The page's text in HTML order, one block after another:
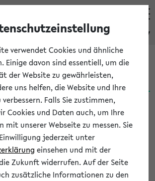
eKVV
2026:
gestartet (06.08.26)
von nachhaltigkeitsbuero@uni-
Verteiler 'Alle Studierenden':
verwendet Cookies und ähnliche
Einige davon sind essentiell, um die
der Website zu gewährleisten,
uns helfen, die Website und Ihre
Falls Sie zustimmen,
Cookies und Daten auch, um Ihre
mit unserer Webseite zu messen. Sie
jederzeit unter
einsehen und mit der
Zukunft widerrufen. Auf der Seite
zusätzliche Informationen zu den